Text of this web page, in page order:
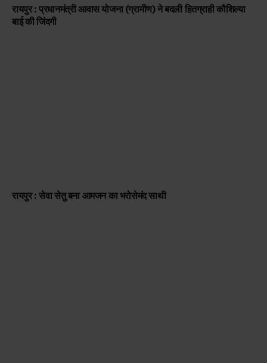
रायपुर : प्रधानमंत्री आवास योजना (ग्रामीण) ने बदली हितग्राही कौशिल्या
बाई की जिंदगी
रायपुर : सेवा सेतु बना आमजन का भरोसेमंद साथी